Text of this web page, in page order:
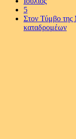
5
Στον Τύμβο της
καταδρομέων